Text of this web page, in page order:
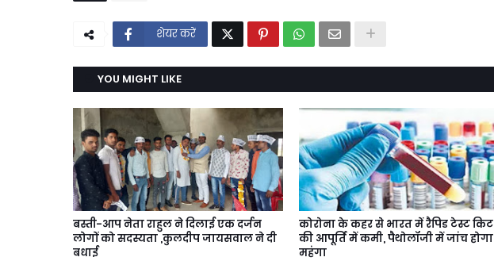
शेयर करें
YOU MIGHT LIKE
बस्ती-आप नेता राहुल ने दिलाई एक दर्जन
लोगों को सदस्यता ,कुलदीप जायसवाल ने दी
बधाई
कोरोना के कहर से भारत में रैपिड टेस्ट किट
की आपूर्ति में कमी, पैथोलॉजी में जांच होगा
महंगा